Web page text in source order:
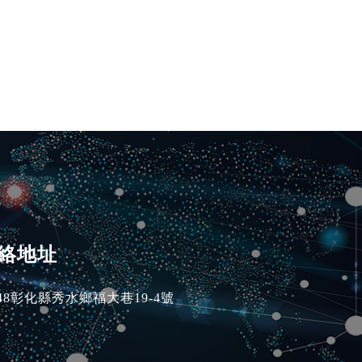
地址
彰化縣秀水鄉福大巷19-4號